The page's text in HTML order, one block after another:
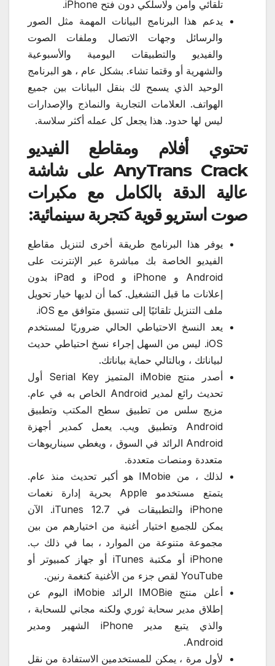
تلقائي وآمن ولاسلكي دون فتح iPhone.
يدعم هذا البرنامج البيانات المهمة مثل الصور
والرسائل وجهات الاتصال وملفات الصوت
والفيديو والتطبيقات اليومية والأسبوعية
والشهرية أو وقتما تشاء. بشكل عام ، هو البرنامج
الوحيد الذي يسمح لك بنقل البيانات بين جميع
الهواتف. العلامات التجارية والنماذج والإصدارات
ليس لها حدود. هذا يجعل كل عمله أكثر سلاسة.
تحتوي أفلام ومقاطع الفيديو
AnyTrans Crack على شاشة
عالية الدقة بالكامل مع مكبرات
صوت استريو قوية كتجربة سينمائية:
يوفر هذا البرنامج طريقة أخرى لتنزيل مقاطع
الفيديو الخاصة بك مباشرة عبر الإنترنت على
Android و iPhone و iPod و iPad بدون
إعلانات ما قبل التشغيل. كما أن لديها خيار تحويل
ملف التنزيل تلقائيًا إلى تنسيق متوافق مع iOS.
يعد النسخ الاحتياطي الحالي ضروريًا لمستخدم
iOS. ليس من السهل إجراء نسخ احتياطي حديث
لبياناتك ، وبالتالي حماية بياناتك.
أصدر منتج iMobie المتميز Serial Key أول
تحديث رائع لمدير Android الخاص به في عام.
مزيج سلس من تطبيق سطح المكتب وتطبيق
Android وتطبيق ويب. يعمل كمدير أجهزة
Android الرائد في السوق ، ويغطي سيناريوهات
متعددة ومنصات متعددة.
لذلك ، من IMobie هو أكبر تحديث منذ عام.
يتمتع مستخدمو Apple بحرية إدارة نغمات
iPhone والتطبيقات في iTunes 12.7. الآن
يمكن للجميع اختيار أغنية من اختيارهم من بين
مجموعة متنوعة من الموارد ، بما في ذلك ب.
iPhone أو مكتبة iTunes أو جهاز كمبيوتر أو
YouTube لقص جزء من الأغنية كنغمة رنين.
أعلن منتج IMOBie الرائد iMobie اليوم عن
إطلاق مدير سحابة ثوري ولكنه مجاني للسحابة ،
والذي يتبع مدير iPhone الشهير ومدير
Android.
لأول مرة ، يمكن للمستخدمين الاستفادة من نقل